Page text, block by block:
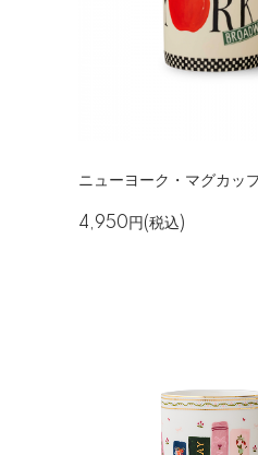
ニューヨーク・マグカッ
4,950円(税込)